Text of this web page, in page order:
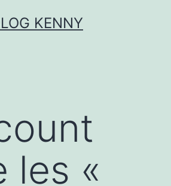
KENNY
les «